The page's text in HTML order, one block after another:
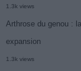
1.3k views
Arthrose du genou :
expansion
1.3k views